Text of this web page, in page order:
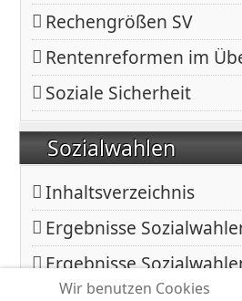
Rechengrößen SV
Rentenreformen im
Soziale Sicherheit
Sozialwahlen
Inhaltsverzeichnis
Ergebnisse
Ergebnisse
Wir benutzen Cookies